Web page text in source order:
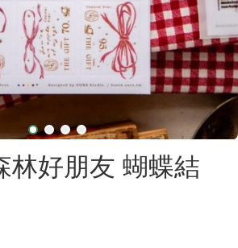
林好朋友 蝴蝶結